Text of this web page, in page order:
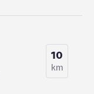
10
km